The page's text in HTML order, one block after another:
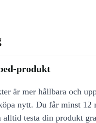
produkt
är mer hållbara och
nytt. Du får minst 12
alltid testa din produkt